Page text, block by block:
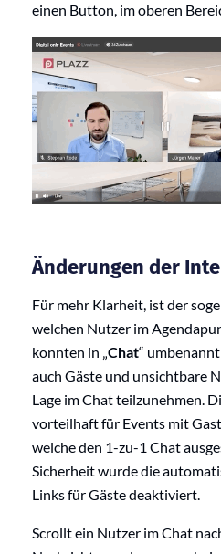
einen Button, im oberen
Änderungen der
Für mehr Klarheit, ist der
welchen Nutzer im
konnten in „Chat“
auch Gäste und unsichtbare
Lage im Chat teilzunehmen.
vorteilhaft für Events mit
welche den 1-zu-1 Chat
Sicherheit wurde die
Links für Gäste deaktiviert.
Scrollt ein Nutzer im Chat